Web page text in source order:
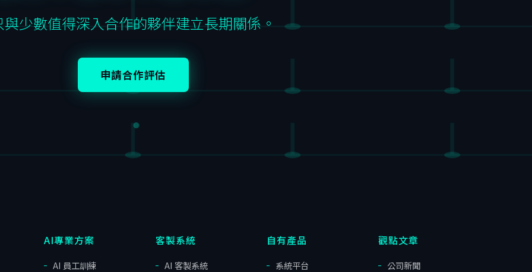
與少數值得深入合作的夥伴建立長期關係。
申請合作評估
AI專業方案
AI 員工訓練
客製系統
AI 客製系統
自有產品
系統平台
觀點文章
公司新聞